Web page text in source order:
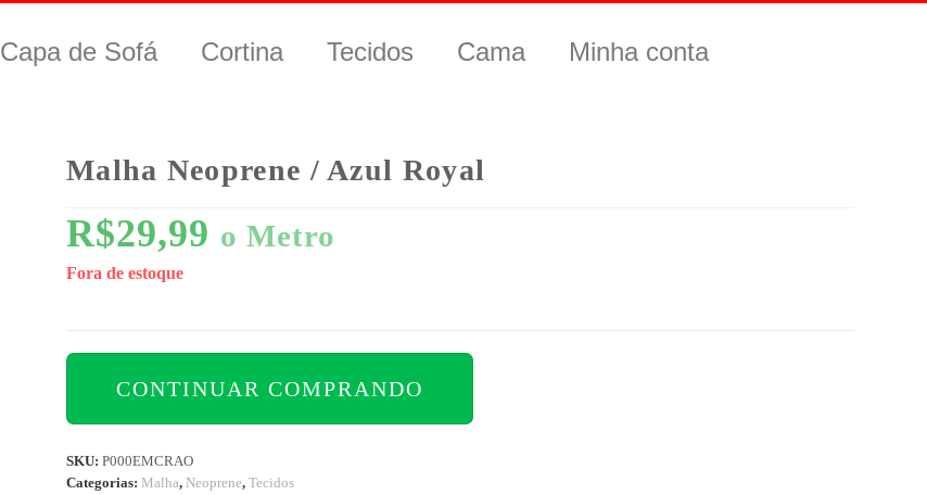
Capa de Sofá Cortina Tecidos Cama Minha conta
Malha Neoprene / Azul Royal
R$29,99 o Metro
Fora de estoque
CONTINUAR COMPRANDO
SKU:P000EMCRAO
Categorias: Malha, Neoprene,Tecidos